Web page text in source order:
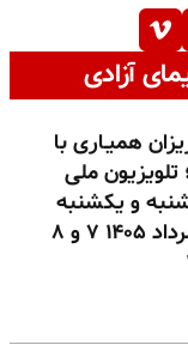
آزادی
همیـاری با
ملی
و یکشنبه
۱۶ ، ۱۷ و ۱۸ مرداد ۱۴۰۵ ۷ و ۸